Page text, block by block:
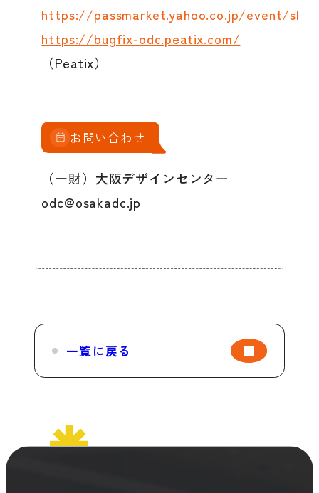
https://passmarket.yahoo.co.jp/event/
https://bugfix-odc.peatix.com/
（Peatix）
お問い合わせ
（一財）大阪デザインセンター
odc@osakadc.jp
一覧に戻る